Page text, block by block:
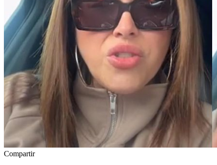
Compartir